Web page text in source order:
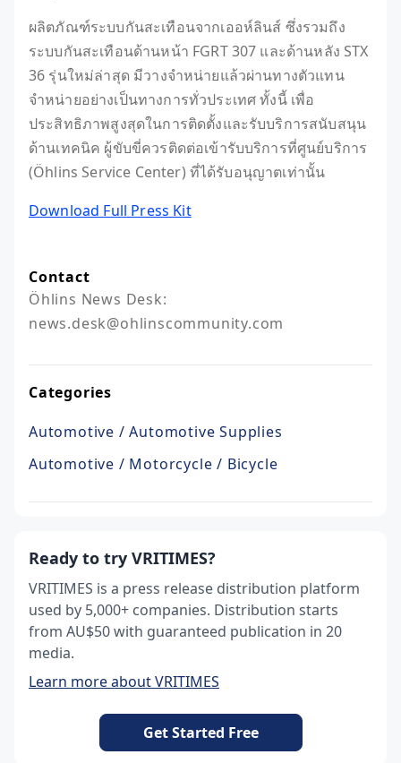
ผลิตภัณฑ์ระบบกันสะเทือนจากเออห์ลินส์ ซึ่งรวมถึง
ระบบกันสะเทือนด้านหน้า FGRT 307 และด้านหลัง STX
36 รุ่นใหม่ล่าสุด มีวางจำหน่ายแล้วผ่านทางตัวแทน
จำหน่ายอย่างเป็นทางการทั่วประเทศ ทั้งนี้ เพื่อ
ประสิทธิภาพสูงสุดในการติดตั้งและรับบริการสนับสนุน
ด้านเทคนิค ผู้ขับขี่ควรติดต่อเข้ารับบริการที่ศูนย์บริการ
(Öhlins Service Center) ที่ได้รับอนุญาตเท่านั้น
Download Full Press Kit
Contact
Öhlins News Desk:
news.desk@ohlinscommunity.com
Categories
Automotive / Automotive Supplies
Automotive / Motorcycle / Bicycle
Ready to try VRITIMES?
VRITIMES is a press release distribution platform
used by 5,000+ companies. Distribution starts
from AU$50 with guaranteed publication in 20
media.
Learn more about VRITIMES
Get Started Free